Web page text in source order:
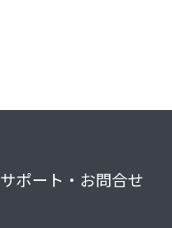
サポート・お問合せ